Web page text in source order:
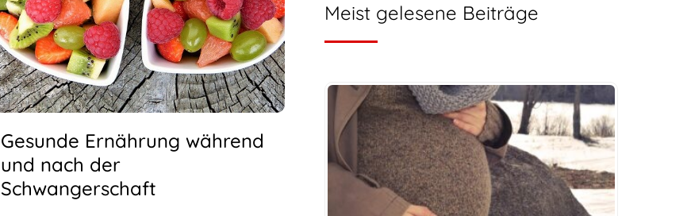
Gesunde Ernährung während
und nach der
Schwangerschaft
Meist gelesene Beiträge